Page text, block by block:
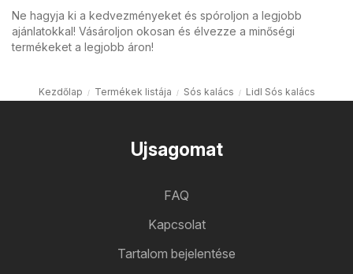
Ne hagyja ki a kedvezményeket és spóroljon a legjobb
ajánlatokkal! Vásároljon okosan és élvezze a minőségi
termékeket a legjobb áron!
Kezdőlap Termékek listája Sós kalács Lidl Sós kalács
Ujsagomat
FAQ
Kapcsolat
Tartalom bejelentése